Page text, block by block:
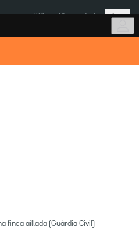
Més
finca aïllada (Guàrdia Civil)